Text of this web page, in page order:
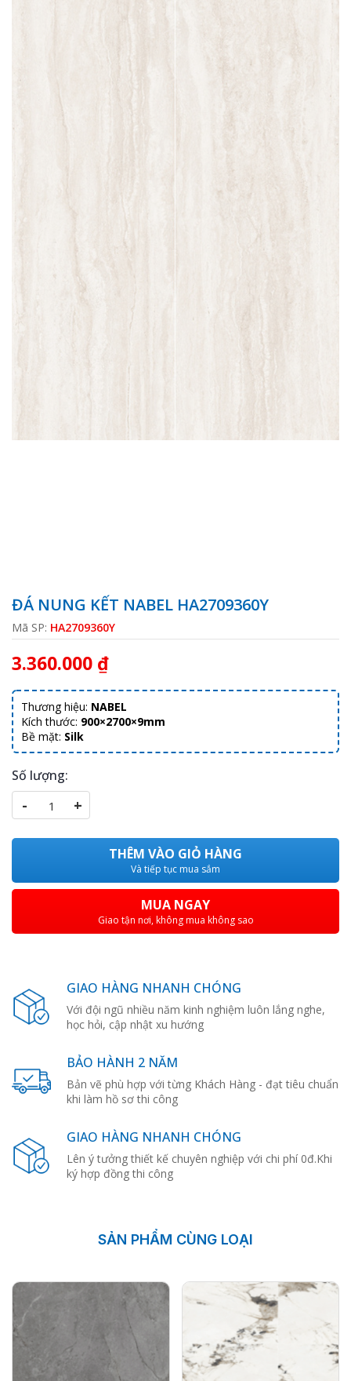
ĐÁ NUNG KẾT NABEL HA2709360Y
Mã SP: HA2709360Y
3.360.000 ₫
Thương hiệu: NABEL
Kích thước: 900×2700×9mm
Bề mặt: Silk
Số lượng:
- +
THÊM VÀO GIỎ HÀNG
Và tiếp tục mua sắm
MUA NGAY
Giao tận nơi, không mua không sao
GIAO HÀNG NHANH CHÓNG
Với đội ngũ nhiều năm kinh nghiệm luôn lắng nghe,
học hỏi, cập nhật xu hướng
BẢO HÀNH 2 NĂM
Bản vẽ phù hợp với từng Khách Hàng - đạt tiêu chuẩn
khi làm hồ sơ thi công
GIAO HÀNG NHANH CHÓNG
Lên ý tưởng thiết kế chuyên nghiệp với chi phí 0đ.Khi
ký hợp đồng thi công
SẢN PHẨM CÙNG LOẠI